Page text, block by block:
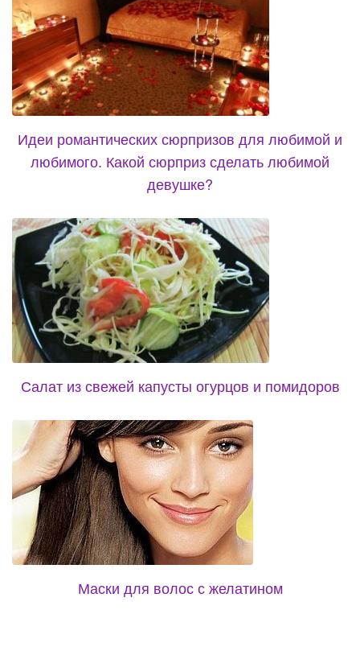
Идеи романтических сюрпризов для любимой и
любимого. Какой сюрприз сделать любимой
девушке?
Салат из свежей капусты огурцов и помидоров
Маски для волос с желатином